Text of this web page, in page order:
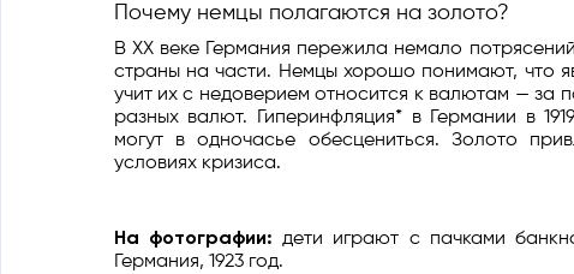
Почему немцы полагаются на золото?
В XX веке Германия пережила немало
страны на части. Немцы хорошо понимают, что
учит их с недоверием относится к валютам — за
разных валют. Гиперинфляция* в Германии в
могут в одночасье обесцениться. Золото
условиях кризиса.
На фотографии: дети играют с пачками
Германия, 1923 год.